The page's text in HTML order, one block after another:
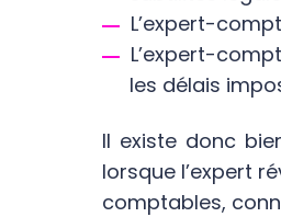
L’expert-
L’expert-
les délais
Il existe donc
lorsque l’expert
comptables,